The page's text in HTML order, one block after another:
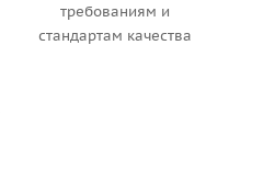
требованиям и
стандартам качества